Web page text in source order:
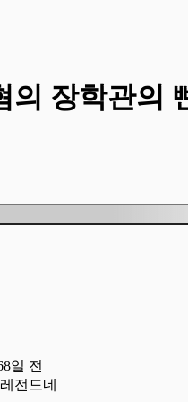
의 장학관의
일 전
전드네